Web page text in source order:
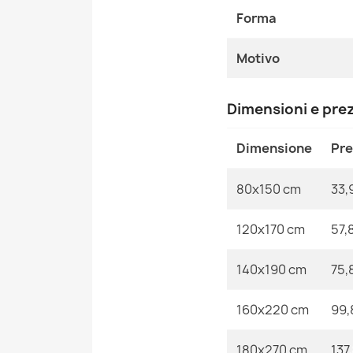
Forma
Motivo
Dimensioni e
Dimensione
80x150 cm
120x170 cm
140x190 cm
160x220 cm